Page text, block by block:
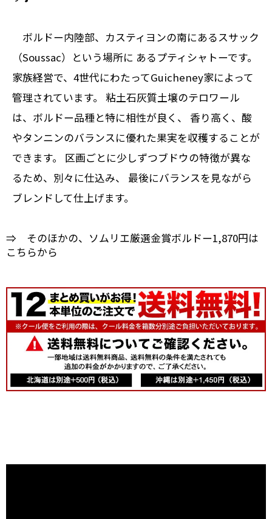
ボルドー内陸部、カスティヨンの南にあるスサック
（Soussac）という場所に あるプティシャトーです。
家族経営で、4世代にわたってGuicheney家によって
管理されています。 粘土石灰質土壌のテロワール
は、ボルドー品種と特に相性が良く、 香り高く、酸
やタンニンのバランスに優れた果実を収穫することが
できます。 区画ごとに少しずつブドウの特徴が異な
るため、別々に仕込み、 最後にバランスを見ながら
ブレンドして仕上げます。
⇒ そのほかの、ソムリエ厳選金賞ボルドー1,870円は
こちらから